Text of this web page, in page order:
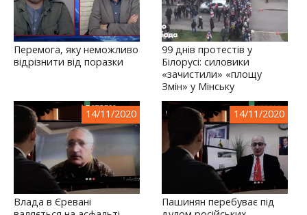
Перемога, яку неможливо
відрізнити від поразки
99 днів протестів у
Білорусі: силовики
«зачистили» «площу
Змін» у Мінську
14/11/2020
Влада в Єревані
14/11/2020
Пашинян перебуває під